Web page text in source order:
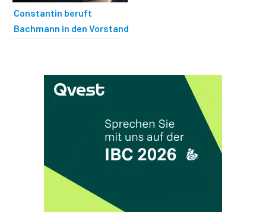
Constantin beruft
Bachmann in den Vorstand